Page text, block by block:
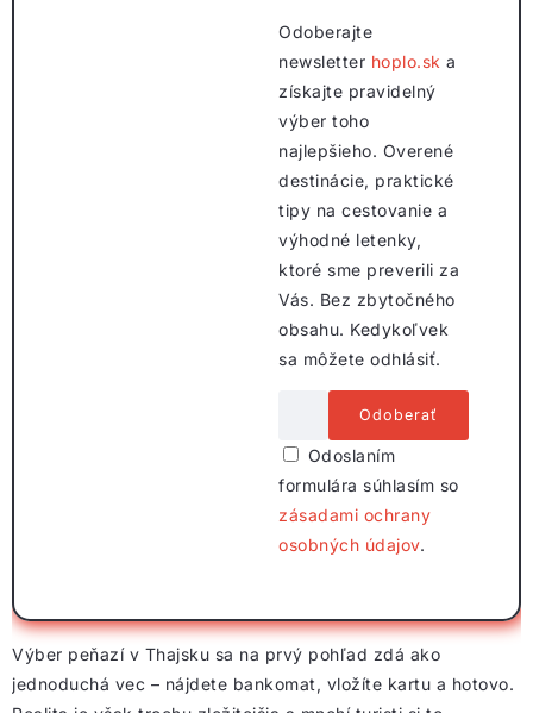
Odoberajte
newsletter hoplo.sk a
získajte pravidelný
výber toho
najlepšieho. Overené
destinácie, praktické
tipy na cestovanie a
výhodné letenky,
ktoré sme preverili za
Vás. Bez zbytočného
obsahu. Kedykoľvek
sa môžete odhlásiť.
Odoslaním
formulára súhlasím so
zásadami ochrany
osobných údajov.
Výber peňazí v Thajsku sa na prvý pohľad zdá ako
jednoduchá vec – nájdete bankomat, vložíte kartu a hotovo.